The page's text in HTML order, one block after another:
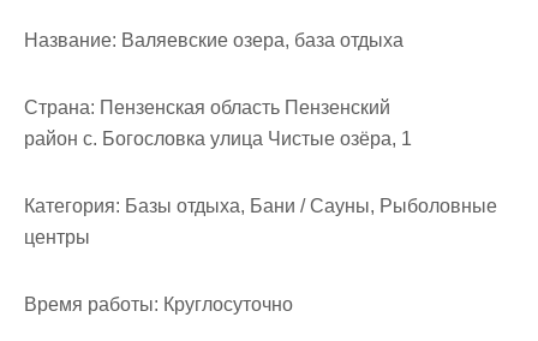
Название: Валяевские озера, база отдыха
Страна: Пензенская область Пензенский
район с. Богословка улица Чистые озёра, 1
Категория: Базы отдыха, Бани / Сауны, Рыболовные
центры
Время работы: Круглосуточно